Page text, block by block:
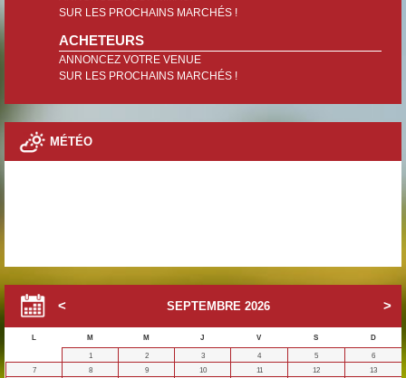
SUR LES PROCHAINS MARCHÉS !
ACHETEURS
ANNONCEZ VOTRE VENUE
SUR LES PROCHAINS MARCHÉS !
MÉTÉO
SEPTEMBRE 2026
L M M J V S
D
1
2 3 4 5
6
7
8 9 10 11 12
13